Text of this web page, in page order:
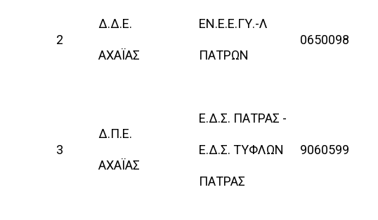
2
Δ.Δ.Ε.
ΑΧΑΪΑΣ
ΕΝ.Ε.Ε.ΓΥ.-Λ
ΠΑΤΡΩΝ
0650098
3
Δ.Π.Ε.
ΑΧΑΪΑΣ
Ε.Δ.Σ. ΠΑΤΡΑΣ -
Ε.Δ.Σ. ΤΥΦΛΩΝ
ΠΑΤΡΑΣ
9060599